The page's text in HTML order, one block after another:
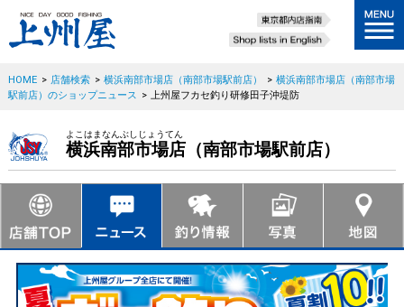
HOME > 店舗検索 > 横浜南部市場店（南部市場駅前店） > 横浜南部市場店（南部市場
駅前店）のショップニュース > 上州屋フカセ釣り研修田子沖堤防
よこはまなんぶしじょうてん
横浜南部市場店（南部市場駅前店）